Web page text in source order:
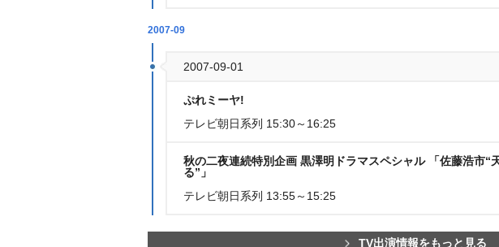
2007-09
2007-09-01
ぷれミーヤ!
テレビ朝日系列 15:30～16:25
秋の二夜連続特別企画 黒澤明ドラマスペシャル 「佐藤浩市“
る”」
テレビ朝日系列 13:55～15:25
TV出演情報をもっと見る